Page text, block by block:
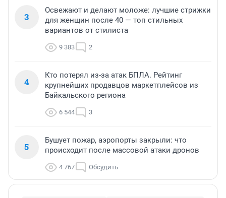
3
Освежают и делают моложе: лучшие стрижки
для женщин после 40 — топ стильных
вариантов от стилиста
9 383 2
4
Кто потерял из-за атак БПЛА. Рейтинг
крупнейших продавцов маркетплейсов из
Байкальского региона
6 544 3
5
Бушует пожар, аэропорты закрыли: что
происходит после массовой атаки дронов
4 767 Обсудить